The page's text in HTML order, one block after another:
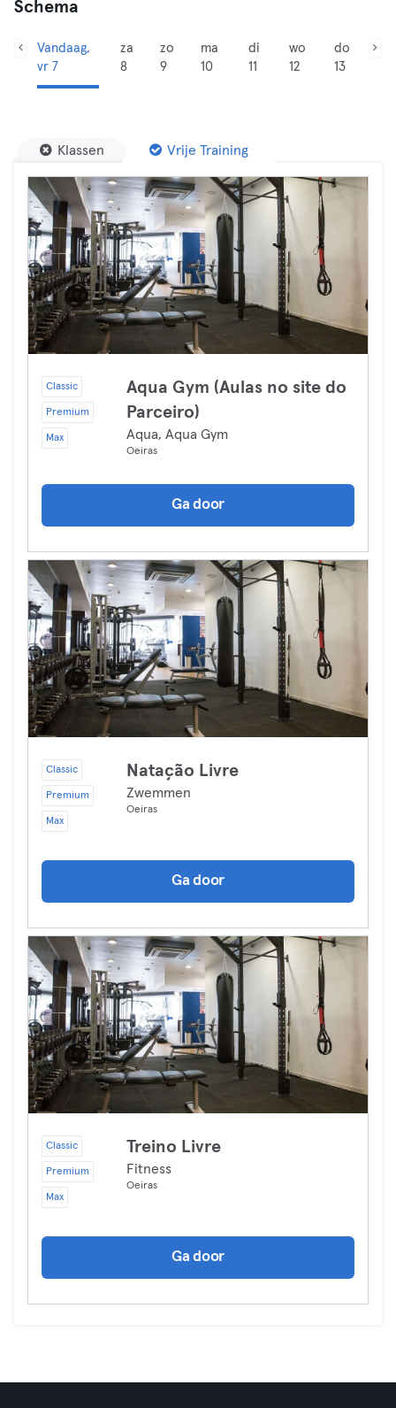
Schema
Vandaag,
vr 7
za
8
zo
9
ma
10
di
11
wo
12
do
13
Klassen Vrije Training
Classic
Premium
Max
Aqua Gym (Aulas no site do
Parceiro)
Aqua, Aqua Gym
Oeiras
Ga door
Classic
Premium
Max
Natação Livre
Zwemmen
Oeiras
Ga door
Classic
Premium
Max
Treino Livre
Fitness
Oeiras
Ga door